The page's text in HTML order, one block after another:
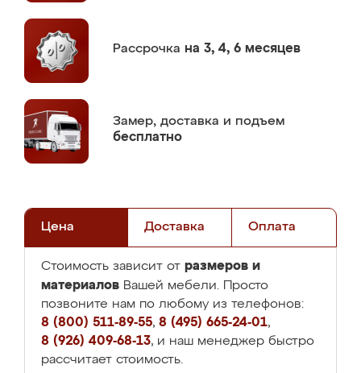
Рассрочка на 3, 4, 6 месяцев
Замер, доставка и подъем
бесплатно
Цена Доставка Оплата
Стоимость зависит от размеров и
материалов Вашей мебели. Просто
позвоните нам по любому из телефонов:
8 (800) 511-89-55, 8 (495) 665-24-01,
8 (926) 409-68-13, и наш менеджер быстро
рассчитает стоимость.